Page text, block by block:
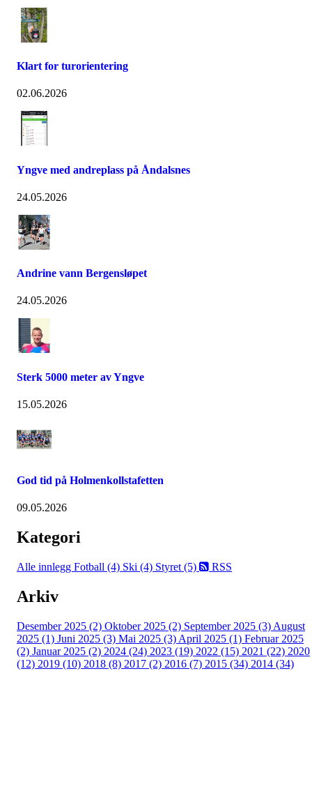
Klart for turorientering
02.06.2026
Yngve med andreplass på Åndalsnes
24.05.2026
Andrine vann Bergensløpet
24.05.2026
Sterk 5000 meter av Yngve
15.05.2026
God tid på Holmenkollstafetten
09.05.2026
Kategori
Alle innlegg Fotball (4) Ski (4) Styret (5) RSS
Arkiv
Desember 2025 (2) Oktober 2025 (2) September 2025 (3) August
2025 (1) Juni 2025 (3) Mai 2025 (3) April 2025 (1) Februar 2025
(2) Januar 2025 (2) 2024 (24) 2023 (19) 2022 (15) 2021 (22) 2020
(12) 2019 (10) 2018 (8) 2017 (2) 2016 (7) 2015 (34) 2014 (34)